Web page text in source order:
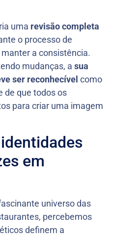
uma revisão completa
o processo de
a consistência.
mudanças, a sua
ser reconhecível como
de que todos os
para criar uma imagem
em
universo das
percebemos
definem a